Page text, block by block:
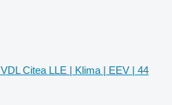
VDL Citea LLE | Klima | EEV | 44